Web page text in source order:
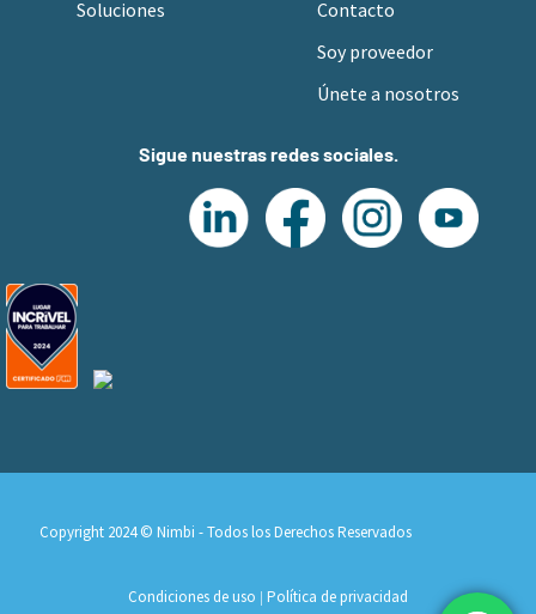
Soluciones
Contacto
Soy proveedor
Únete a nosotros
Sigue nuestras redes sociales.
Copyright 2024 © Nimbi - Todos los Derechos Reservados
Condiciones de uso | Política de privacidad